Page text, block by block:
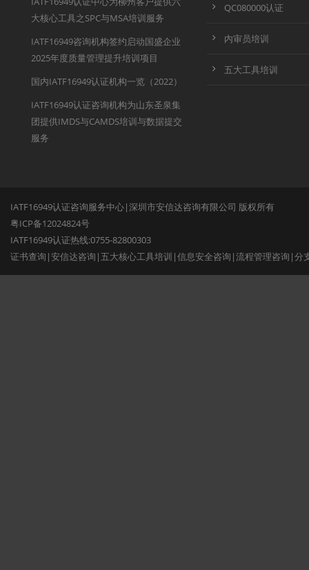
大核心工具之SPC与MSA培训服务
IATF16949咨询机构签约启动国盛企业
2025年度质量管理提升培训项目
国内IATF16949认证机构一览（2022）
IATF16949认证咨询机构为山东圣泉集
团提供IMDS与CAMDS培训与数据提交
服务
QC080000认证
内审员培训
五大工具培训
IATF16949认证咨询服务中心|深圳市安信达咨询有限公司 版权所有
粤ICP备12024824号
IATF16949认证热线:0755-82800303
证书查询 |安信达咨询 | 五大核心工具培训 |信息安全咨询 |流程管理咨询 |分